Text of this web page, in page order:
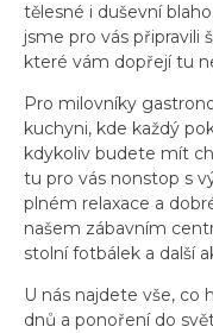
tělesné i duševní
jsme pro vás připravili
které vám dopřejí tu
Pro milovníky
kuchyni, kde každý
kdykoliv budete mít
tu pro vás nonstop s
plném relaxace a
našem zábavním
stolní fotbálek a další
U nás najdete vše, co
dnů a ponoření do